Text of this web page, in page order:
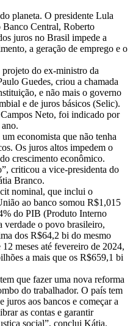
planeta. O presidente Lula
Banco Central, Roberto
juros no Brasil impede a
a geração de emprego e o
do ex-ministro da
Guedes, criou a chamada
e não mais o governo
e de juros básicos (Selic).
Neto, foi indicado por
economista que não tenha
Os juros altos impedem o
crescimento econômico.
criticou a vice-presidenta do
Branco.
nominal, que inclui o
ao banco somou R$1,015
do PIB (Produto Interno
o povo brasileiro,
dos R$64,2 bi do mesmo
meses até fevereiro de 2024,
a mais que os R$659,1 bi
que fazer uma nova reforma
do trabalhador. O país tem
juros aos bancos e começar a
as contas e garantir
social”, conclui Kátia.